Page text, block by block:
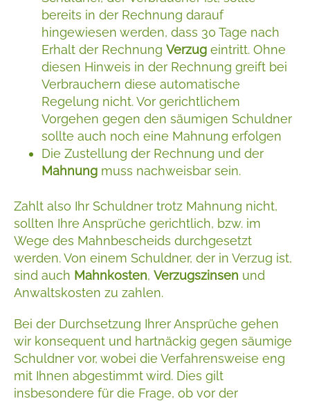
bereits in der Rechnung darauf
hingewiesen werden, dass 30 Tage nach
Erhalt der Rechnung Verzug eintritt. Ohne
diesen Hinweis in der Rechnung greift bei
Verbrauchern diese automatische
Regelung nicht. Vor gerichtlichem
Vorgehen gegen den säumigen Schuldner
sollte auch noch eine Mahnung erfolgen
Die Zustellung der Rechnung und der
Mahnung muss nachweisbar sein.
Zahlt also Ihr Schuldner trotz Mahnung nicht,
sollten Ihre Ansprüche gerichtlich, bzw. im
Wege des Mahnbescheids durchgesetzt
werden. Von einem Schuldner, der in Verzug ist,
sind auch Mahnkosten, Verzugszinsen und
Anwaltskosten zu zahlen.
Bei der Durchsetzung Ihrer Ansprüche gehen
wir konsequent und hartnäckig gegen säumige
Schuldner vor, wobei die Verfahrensweise eng
mit Ihnen abgestimmt wird. Dies gilt
insbesondere für die Frage, ob vor der